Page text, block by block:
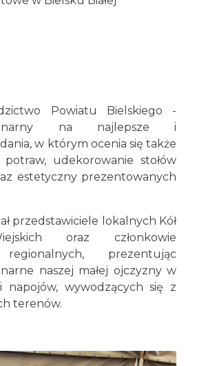
Powiatu Bielskiego -
na najlepsze i
w którym ocenia się także
udekorowanie stołów
estetyczny prezentowanych
przedstawiciele lokalnych Kół
oraz członkowie
regionalnych, prezentując
naszej małej ojczyzny w
napojów, wywodzących się z
terenów.